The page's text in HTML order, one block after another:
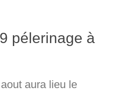
pélerinage à
aura lieu le